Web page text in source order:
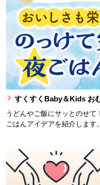
すくすくBaby＆Kids お
うどんやご飯にサッとのせ
ごはんアイデアを紹介します。